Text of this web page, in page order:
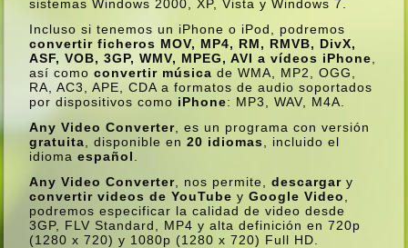
sistemas Windows 2000, XP, Vista y Windows 7.
Incluso si tenemos un iPhone o iPod, podremos
convertir ficheros MOV, MP4, RM, RMVB, DivX,
ASF, VOB, 3GP, WMV, MPEG, AVI a ví­deos iPhone
así­ comoconvertir música de WMA, MP2, OGG,
RA, AC3, APE, CDA a formatos de audio soportados
por dispositivos como iPhone: MP3, WAV, M4A.
Any Video Converter , es un programa con versión
gratuita , disponible en20 idiomas
, incluido el
idiomaespañol
Any Video Converter , nos permite,descargar y
convertir videos de YouTube yGoogle Video
podremos especificar la calidad de video desde
3GP, FLV Standard, MP4 y alta definición en 720p
(1280 x 720) y 1080p (1280 x 720) Full HD.